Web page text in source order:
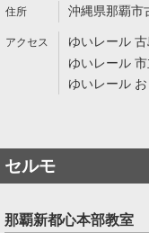
沖縄県那覇市
ゆいレール
ゆいレール
ゆいレール
セルモ
那覇新都心本部教室